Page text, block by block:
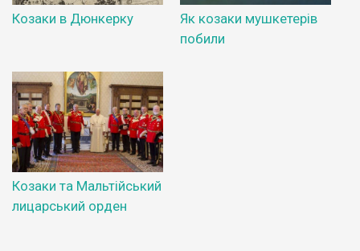
Козаки в Дюнкерку
Як козаки мушкетерів
побили
Козаки та Мальтійський
лицарський орден